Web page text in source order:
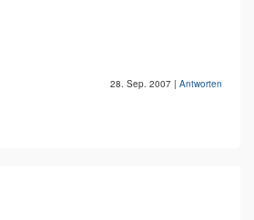
28. Sep. 2007 | Antworten